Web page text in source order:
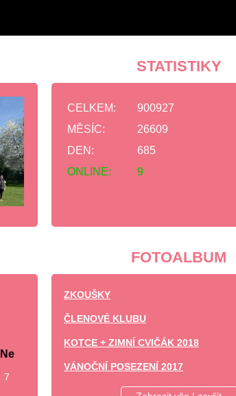
STATISTIKY
ONLINE: 9
CELKEM:
900927
MĚSÍC:
26609
DEN:
685
Ne
7
FOTOALBUM
ZKOUŠKY
ČLENOVÉ KLUBU
KOTCE + ZIMNÍ CVIČÁK 2018
VÁNOČNÍ POSEZENÍ 2017
DĚTSKÝ DEN ZÁPY 2017 -UKÁZKA